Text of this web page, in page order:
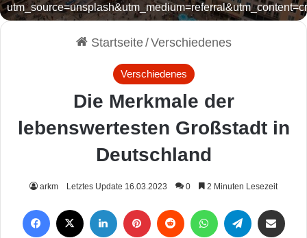
Startseite/Verschiedenes
Verschiedenes
Die Merkmale der
lebenswertesten Großstadt in
Deutschland
arkm Letztes Update 16.03.2023 0 2 Minuten Lesezeit